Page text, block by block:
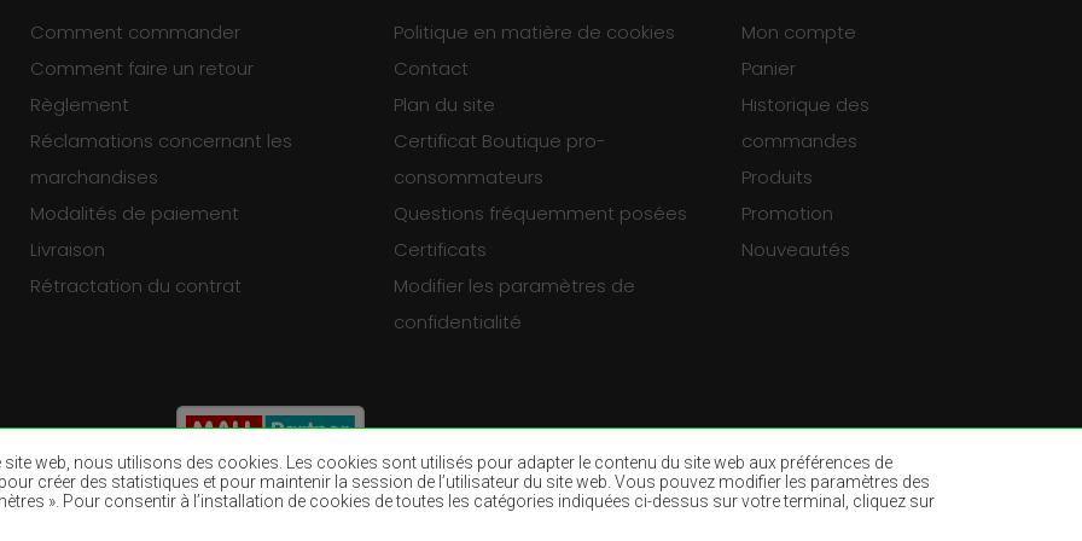
web, nous utilisons des cookies. Les cookies sont utilisés pour adapter le contenu du site web aux préférences de
créer des statistiques et pour maintenir la session de l’utilisateur du site web. Vous pouvez modifier les paramètres des
». Pour consentir à l’installation de cookies de toutes les catégories indiquées ci-dessus sur votre terminal, cliquez sur
Comment commander
Comment faire un retour
Règlement
Réclamations concernant les
marchandises
Modalités de paiement
Livraison
Rétractation du contrat
Politique en matière de cookies
Contact
Plan du site
Certificat Boutique pro-
consommateurs
Questions fréquemment posées
Certificats
Modifier les paramètres de
confidentialité
Mon compte
Panier
Historique des
commandes
Produits
Promotion
Nouveautés